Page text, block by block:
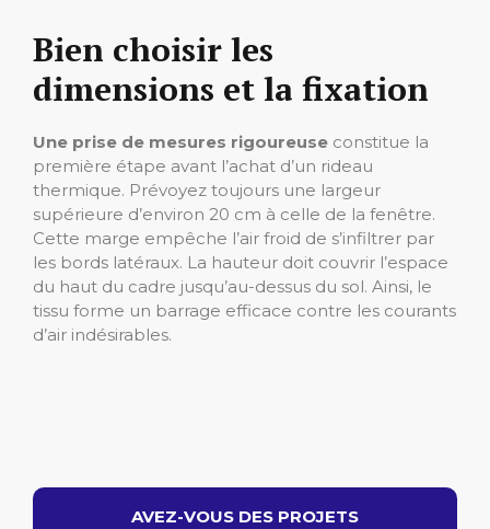
Bien choisir les
dimensions et la fixation
Une prise de mesures rigoureuse constitue la
première étape avant l’achat d’un rideau
thermique. Prévoyez toujours une largeur
supérieure d’environ 20 cm à celle de la fenêtre.
Cette marge empêche l’air froid de s’infiltrer par
les bords latéraux. La hauteur doit couvrir l’espace
du haut du cadre jusqu’au-dessus du sol. Ainsi, le
tissu forme un barrage efficace contre les courants
d’air indésirables.
AVEZ-VOUS DES PROJETS